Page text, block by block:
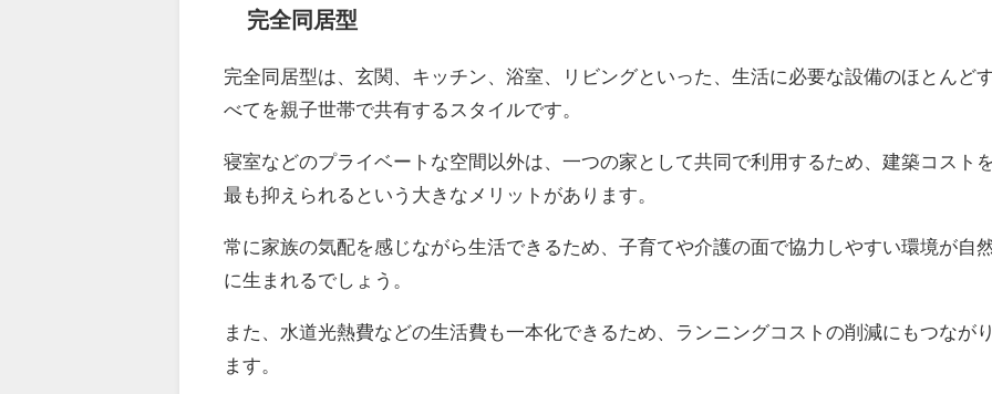
完全同居型
完全同居型は、玄関、キッチン、浴室、リビングといった、生活に必要な設備のほとんど
べてを親子世帯で共有するスタイルです。
寝室などのプライベートな空間以外は、一つの家として共同で利用するため、建築コスト
最も抑えられるという大きなメリットがあります。
常に家族の気配を感じながら生活できるため、子育てや介護の面で協力しやすい環境が自
に生まれるでしょう。
また、水道光熱費などの生活費も一本化できるため、ランニングコストの削減にもつなが
ます。